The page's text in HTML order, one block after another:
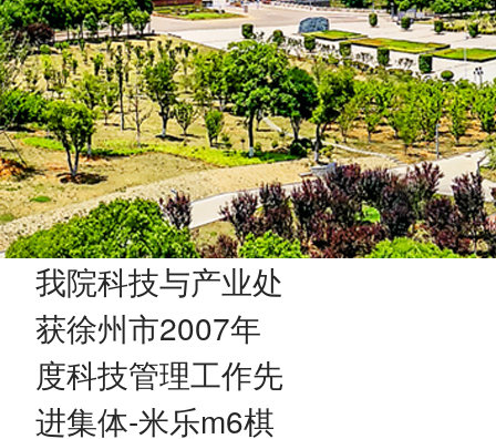
我院科技与产业处
获徐州市2007年
度科技管理工作先
进集体-米乐m6棋